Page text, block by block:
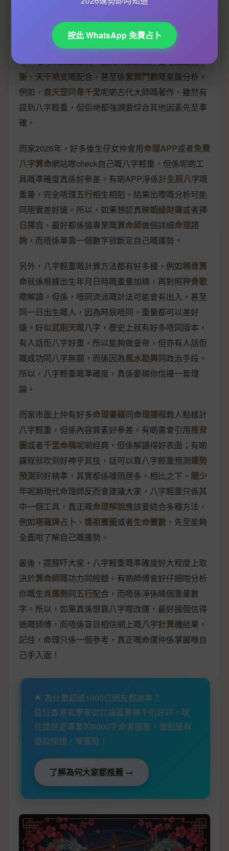
稱骨算命同 秤骨歌 呢啲方法，但係準確度真係
見仁見智。有啲命理師會話，八字輕重只係一個參
考，唔可以完全當真，因為命運預測仲要考慮五行平
衡 、 天干地支嘅配合，甚至係紫微鬥數嘅星盤分析。
例如， 袁天罡同韋千里呢啲古代大師嘅著作，雖然有
提到八字輕重，但佢哋都強調要綜合其他因素先至準
確。
而家2026年，好多後生仔女仲會用命理APP或者免費
八字算命網站嚟check自己嘅八字輕重，但係呢啲工
具嘅準確度真係好參差。有啲APP淨係計生辰八字嘅
重量，完全唔理五行相生相剋，結果出嚟嘅分析可能
同現實差好遠。所以，如果想認真睇姻緣財運或者擇
日擇吉 ，最好都係搵專業嘅算命師做個詳細命理諮
詢 ，而唔係單靠一個數字就斷定自己嘅運勢。
另外，八字輕重嘅計算方法都有好多種，例如稱骨算
命就係根據出生年月日時嘅重量加總，再對照秤骨歌
嚟解讀。但係，唔同流派嘅計法可能會有出入，甚至
同一日出生嘅人，因為時辰唔同，重量都可以差好
遠。好似武則天嘅八字，歷史上就有好多唔同版本，
有人話佢八字好重，所以能夠做皇帝，但亦有人話佢
嘅成功同八字無關，而係因為風水勘輿同政治手段。
所以，八字輕重嘅準確度，真係要睇你信邊一套理
論。
而家市面上仲有好多命理書籍同命理課程教人點樣計
八字輕重，但係內容質素好參差。有啲書會引用推背
圖或者千里命稿呢啲經典，但係解讀得好表面；有啲
課程就吹到好神乎其技，話可以靠八字輕重預測運勢
預測到好精準，其實都係噱頭居多。相比之下， 簡少
年呢類現代命理師反而會建議大家，八字輕重只係其
中一個工具，真正嘅命理解說應該要結合多種方法，
例如塔羅牌占卜 、 媽祖靈籤或者生命靈數 ，先至能夠
全面咁了解自己嘅運勢。
最後，提醒吓大家，八字輕重嘅準確度好大程度上取
決於算命師嘅功力同經驗。有啲師傅會好仔細咁分析
你嘅生肖運勢同五行配合，而唔係淨係睇個重量數
字。所以，如果真係想靠八字嚟改運，最好搵個信得
過嘅師傅，而唔係盲目相信網上嘅八字計算機結果。
記住，命理只係一個參考，真正嘅命運仲係掌握喺自
己手入面！
🌟 為什麼超過1000位網友都說準？
這位香港玄學家從討論區累積千則好評，現
在提供更專業的8000字命書服務。重點是有
退款保證，零風險！
了解為何大家都推薦 →
按此 WhatsApp 免費占卜